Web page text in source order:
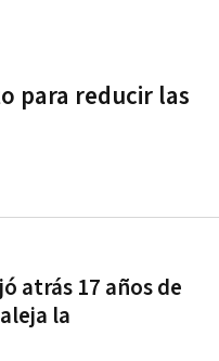
para reducir las
atrás 17 años de
la